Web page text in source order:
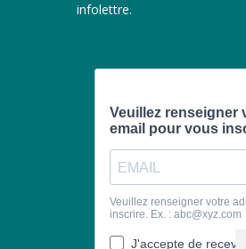
infolettre.